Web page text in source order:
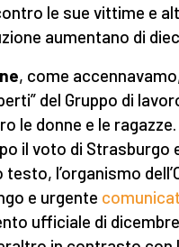
le sue vittime e
aumentano di
, come
del Gruppo di
le donne e le ragazze.
il voto di Strasburgo
l’organismo
e urgente
ufficiale di